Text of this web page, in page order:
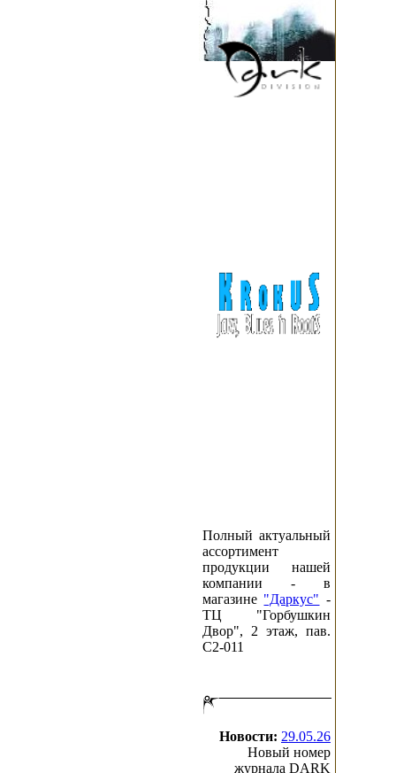
Полный актуальный
ассортимент
продукции нашей
компании - в
магазине "Даркус" -
ТЦ "Горбушкин
Двор", 2 этаж, пав.
C2-011
Новости: 29.05.26
Новый номер
журнала DARK